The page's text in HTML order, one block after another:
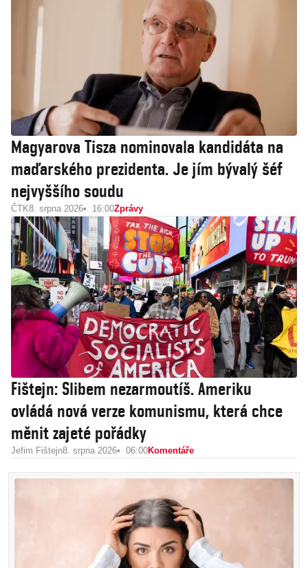
Magyarova Tisza nominovala kandidáta na
maďarského prezidenta. Je jím bývalý šéf
nejvyššího soudu
ČTK8. srpna 2026 16:00Zprávy
Fištejn: Slibem nezarmoutíš. Ameriku
ovládá nová verze komunismu, která chce
měnit zajeté pořádky
Jefim Fištejn8. srpna 2026 06:00Komentáře